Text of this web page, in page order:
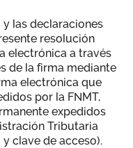
las declaraciones
resolución
electrónica a través
de la firma mediante
electrónica que
por la FNMT,
expedidos
Tributaria
clave de acceso).